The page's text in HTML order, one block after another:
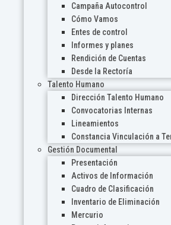
Campaña Autocontrol
Cómo Vamos
Entes de control
Informes y planes
Rendición de Cuentas
Desde la Rectoría
Talento Humano
Dirección Talento Humano
Convocatorias Internas
Lineamientos
Constancia Vinculación a
Gestión Documental
Presentación
Activos de Información
Cuadro de Clasificación
Inventario de Eliminación
Mercurio